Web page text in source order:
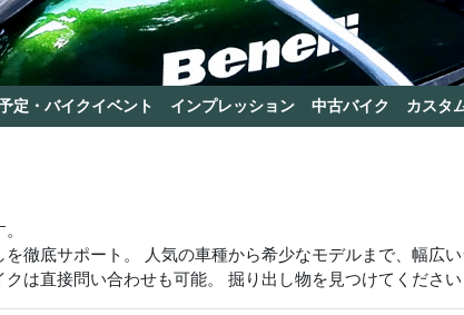
定・バイクイベント インプレッション 中古バイク カスタ
徹底サポート。 人気の車種から希少なモデルまで、幅広い
は直接問い合わせも可能。 掘り出し物を見つけてください